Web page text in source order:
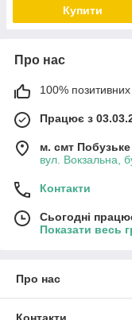
Купити
Про нас
100% позитивних
Працює з
м. смт Побузьке
вул. Вокзальна,
Контакти
Сьогодні
Показати весь
Про нас